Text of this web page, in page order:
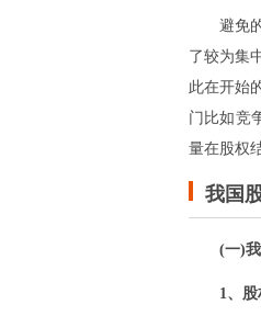
避免
了较为集
此在开始
门比如竞
量在股权
我国
(一)
1、